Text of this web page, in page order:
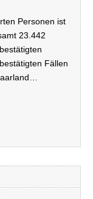
Personen ist
23.442
Fällen